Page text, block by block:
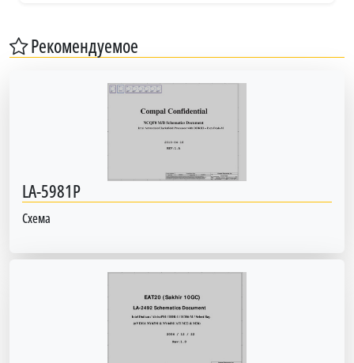
Рекомендуемое
LA-5981P
Схема